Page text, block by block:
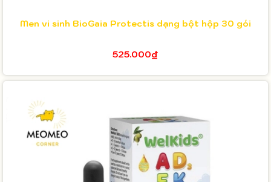
Men vi sinh BioGaia Protectis dạng bột hộp 30 gói
525.000₫